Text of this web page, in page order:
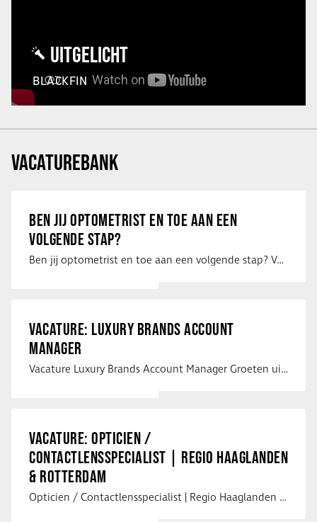
UITGELICHT
BLACKFIN
VACATUREBANK
BEN JIJ OPTOMETRIST EN TOE AAN EEN
VOLGENDE STAP?
Ben jij optometrist en toe aan een volgende stap? Voor een optiekketen is Eye …
VACATURE: LUXURY BRANDS ACCOUNT
MANAGER
Vacature Luxury Brands Account Manager Groeten uit Spanje! Vanaf mijn …
VACATURE: OPTICIEN /
CONTACTLENSSPECIALIST | REGIO HAAGLANDEN
& ROTTERDAM
Opticien / Contactlensspecialist | Regio Haaglanden & Rotterdam Saludos uit …